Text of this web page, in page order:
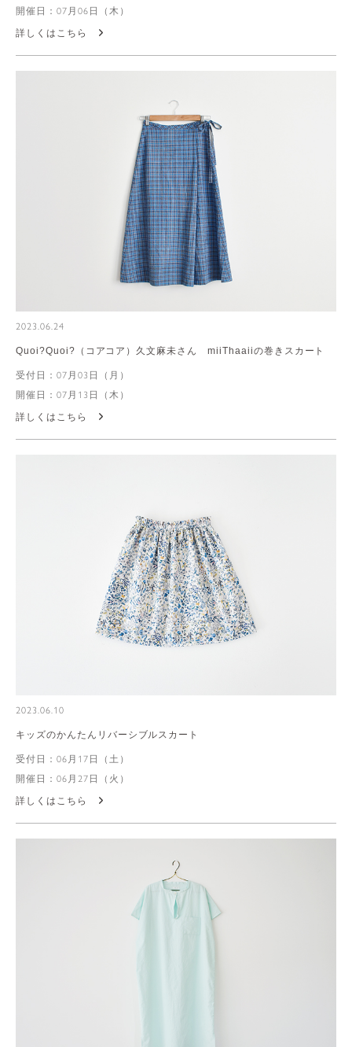
開催日：07月06日（木）
詳しくはこちら
2023.06.24
Quoi?Quoi?（コアコア）久文麻未さん miiThaaiiの巻きスカート
受付日：07月03日（月）
開催日：07月13日（木）
詳しくはこちら
2023.06.10
キッズのかんたんリバーシブルスカート
受付日：06月17日（土）
開催日：06月27日（火）
詳しくはこちら